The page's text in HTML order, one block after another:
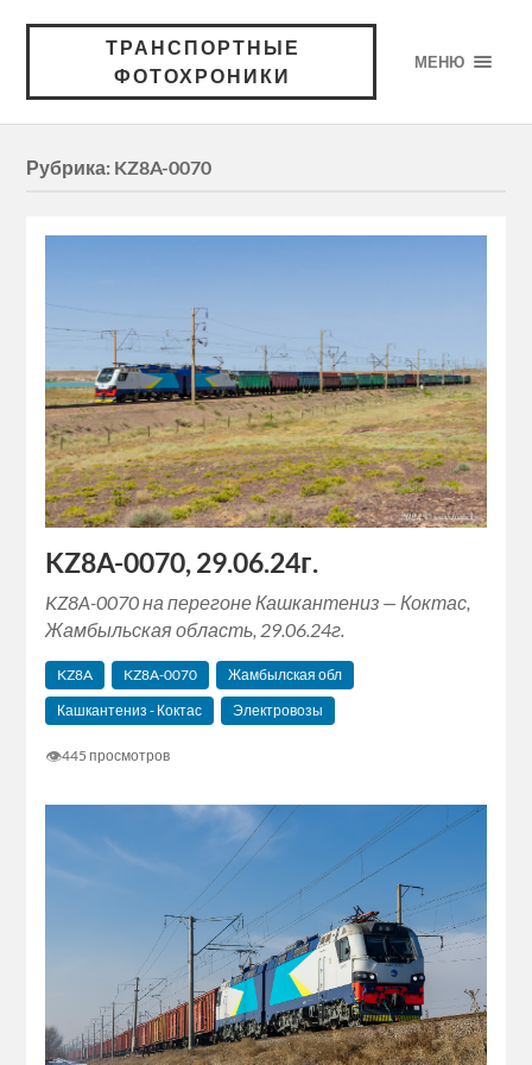
ТРАНСПОРТНЫЕ
ФОТОХРОНИКИ
МЕНЮ
Рубрика: KZ8A-0070
KZ8A-0070, 29.06.24г.
KZ8A-0070 на перегоне Кашкантениз — Коктас,
Жамбыльская область, 29.06.24г.
KZ8A KZ8A-0070
Жамбылская обл
Кашкантениз - Коктас
Электровозы
👁445 просмотров